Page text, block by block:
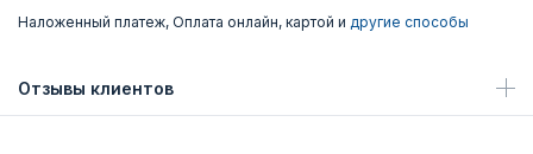
Наложенный платеж, Оплата онлайн, картой и другие способы
Отзывы клиентов